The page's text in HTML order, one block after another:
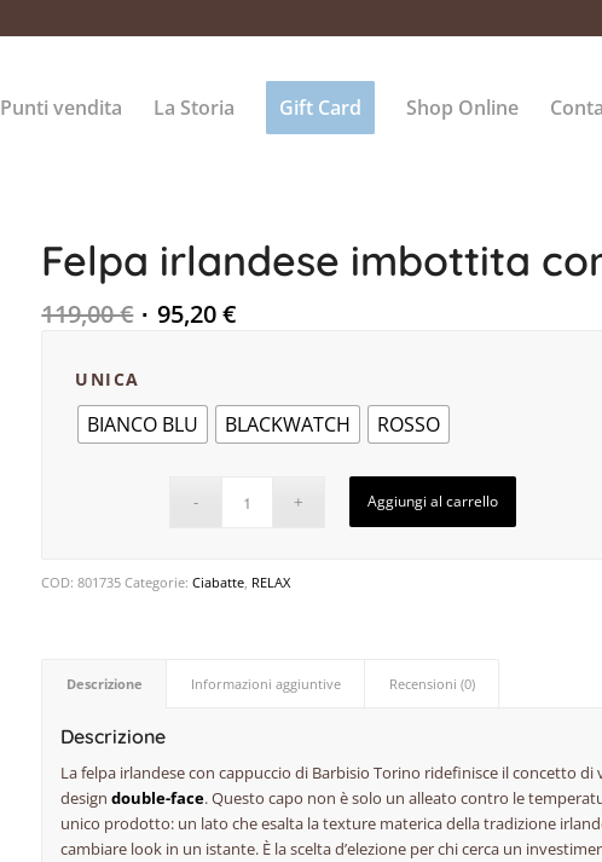
Punti vendita La Storia Gift Card Shop Online
Felpa irlandese imbottita
119,00€ 95,20€
UNICA
BIANCO BLU BLACKWATCH ROSSO
Aggiungi al carrello
COD:801735 Categorie:Ciabatte, RELAX
Descrizione Informazioni aggiuntive Recensioni (0)
Descrizione
La felpa irlandese con cappuccio di Barbisio Torino ridefinisce il concetto
designdouble-face. Questo capo non è solo un alleato contro le
unico prodotto: un lato che esalta la texture materica della tradizione
cambiare look in un istante. È la scelta d’elezione per chi cerca un